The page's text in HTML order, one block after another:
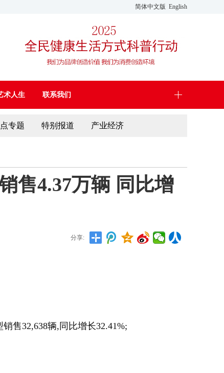
简体中文版 English
术人生 联系我们
专题 特别报道 产业经济
售4.37万辆 同比增
分享:
售32,638辆,同比增长32.41%;